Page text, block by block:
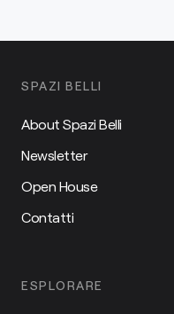
SPAZI BELLI
About Spazi Belli
Newsletter
Open House
Contatti
ESPLORARE